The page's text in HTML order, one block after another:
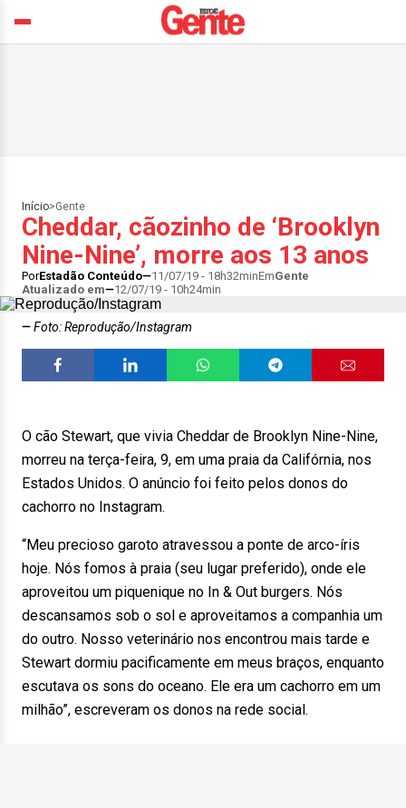
Início>Gente
Cheddar, cãozinho de ‘Brooklyn
Nine-Nine’, morre aos 13 anos
PorEstadão Conteúdo 11/07/19 - 18h32minEmGente
Atualizado em
12/07/19 - 10h24min
Foto: Reprodução/Instagram
O cão Stewart, que vivia Cheddar de Brooklyn Nine-Nine,
morreu na terça-feira, 9, em uma praia da Califórnia, nos
Estados Unidos. O anúncio foi feito pelos donos do
cachorro no Instagram.
“Meu precioso garoto atravessou a ponte de arco-íris
hoje. Nós fomos à praia (seu lugar preferido), onde ele
aproveitou um piquenique no In & Out burgers. Nós
descansamos sob o sol e aproveitamos a companhia um
do outro. Nosso veterinário nos encontrou mais tarde e
Stewart dormiu pacificamente em meus braços, enquanto
escutava os sons do oceano. Ele era um cachorro em um
milhão”, escreveram os donos na rede social.